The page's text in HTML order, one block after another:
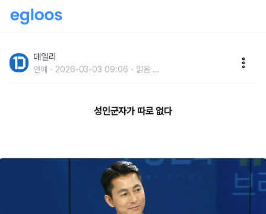
데일리
연예 2026-03-03 09:06 읽음 ...
성인군자가 따로 없다